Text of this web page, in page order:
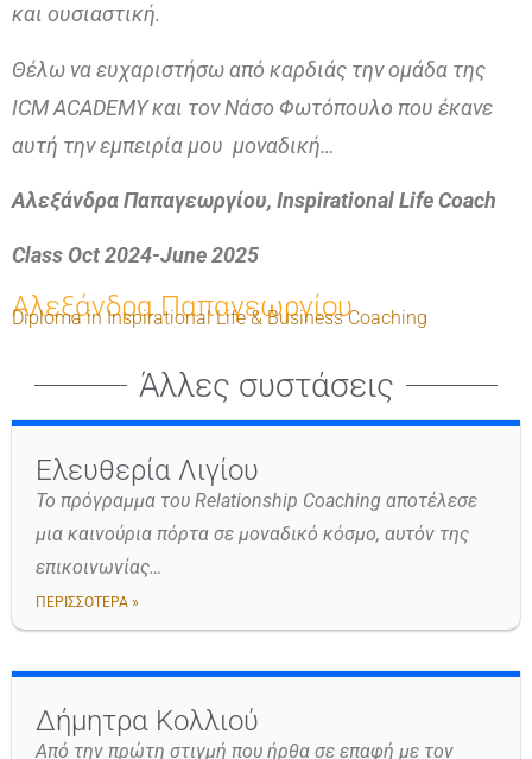
και ουσιαστική.
Θέλω να ευχαριστήσω από καρδιάς την ομάδα της
ICM ACADEMY και τον Νάσο Φωτόπουλο που έκανε
αυτή την εμπειρία μου μοναδική…
Αλεξάνδρα Παπαγεωργίου, Inspirational Life Coach
Class Oct 2024-June 2025
Αλεξάνδρα Παπαγεωργίου
Diploma in Inspirational Life & Business Coaching
Άλλες συστάσεις
Ελευθερία Λιγίου
Το πρόγραμμα του Relationship Coaching αποτέλεσε
μια καινούρια πόρτα σε μοναδικό κόσμο, αυτόν της
επικοινωνίας…
ΠΕΡΙΣΣΟΤΕΡΑ »
Δήμητρα Κολλιού
Από την πρώτη στιγμή που ήρθα σε επαφή με τον